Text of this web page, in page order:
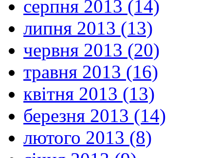
серпня 2013 (14)
липня 2013 (13)
червня 2013 (20)
травня 2013 (16)
квітня 2013 (13)
березня 2013 (14)
лютого 2013 (8)